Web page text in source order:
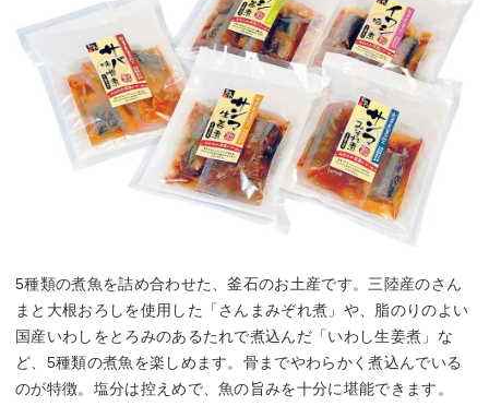
5種類の煮魚を詰め合わせた、釜石のお土産です。三陸産のさん
まと大根おろしを使用した「さんまみぞれ煮」や、脂のりのよい
国産いわしをとろみのあるたれで煮込んだ「いわし生姜煮」な
ど、5種類の煮魚を楽しめます。骨までやわらかく煮込んでいる
のが特徴。塩分は控えめで、魚の旨みを十分に堪能できます。